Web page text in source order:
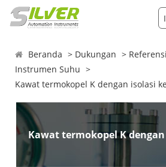
Beranda Dukungan
Instrumen Suhu
Kawat termokopel K dengan isolasi
Kawat termokopel K